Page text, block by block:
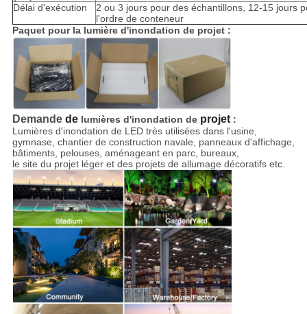
Délai d'exécution
2 ou 3 jours pour des échantillons, 12-15 jours
l'ordre de conteneur
Paquet pour la lumière d'inondation de projet :
Demande de lumières d'inondation de projet :
Lumières d'inondation de LED très utilisées dans l'usine,
gymnase, chantier de construction navale, panneaux d'affichage,
bâtiments, pelouses, aménageant en parc, bureaux,
le site du projet léger et des projets de allumage décoratifs etc.